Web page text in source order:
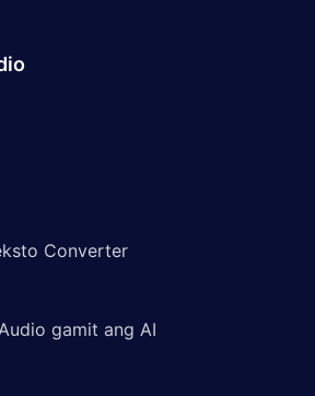
Converter
gamit ang AI